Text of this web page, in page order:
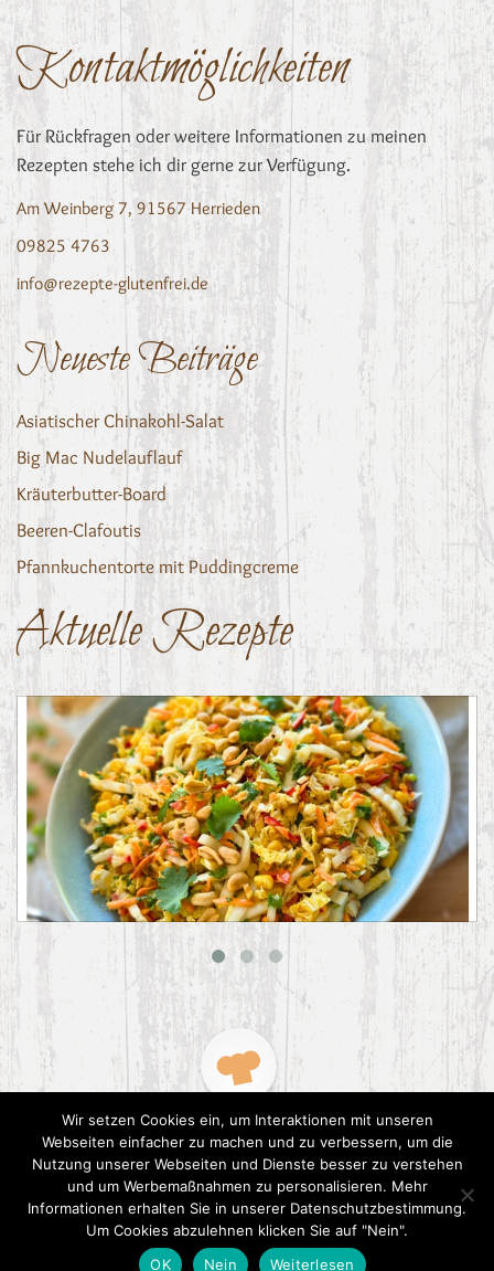
Kontaktmöglichkeiten
Für Rückfragen oder weitere Informationen zu meinen
Rezepten stehe ich dir gerne zur Verfügung.
Am Weinberg 7, 91567 Herrieden
09825 4763
info@rezepte-glutenfrei.de
Neueste Beiträge
Asiatischer Chinakohl-Salat
Big Mac Nudelauflauf
Kräuterbutter-Board
Beeren-Clafoutis
Pfannkuchentorte mit Puddingcreme
Aktuelle Rezepte
Asiatischer Chinakohl-Salat
2015 CookPress. All right reserved.Datenschutz
Wir setzen Cookies ein, um Interaktionen mit unseren
Webseiten einfacher zu machen und zu verbessern, um die
Nutzung unserer Webseiten und Dienste besser zu verstehen
und um Werbemaßnahmen zu personalisieren. Mehr
Informationen erhalten Sie in unserer Datenschutzbestimmung.
Um Cookies abzulehnen klicken Sie auf "Nein".
OK
Nein Weiterlesen